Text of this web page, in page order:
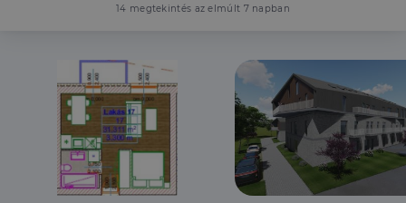
14 megtekintés az elmúlt 7 napban